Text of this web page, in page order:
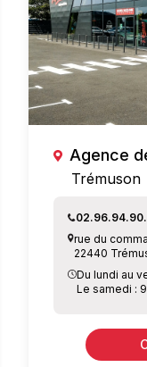
Agence
Trémuson
rue du
22440
Du lundi au
Le samedi :